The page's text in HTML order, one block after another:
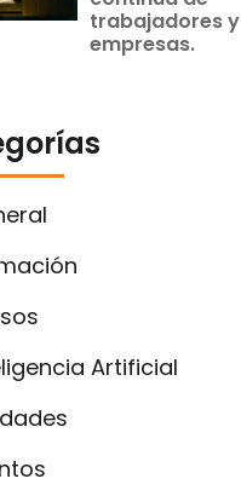
trabajadores y
empresas.
Artificial